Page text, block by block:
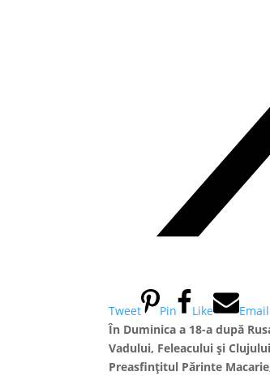
Tweet Pin Like
Email
În Duminica a 18-a după
Vadului, Feleacului și
Preasfințitul Părinte